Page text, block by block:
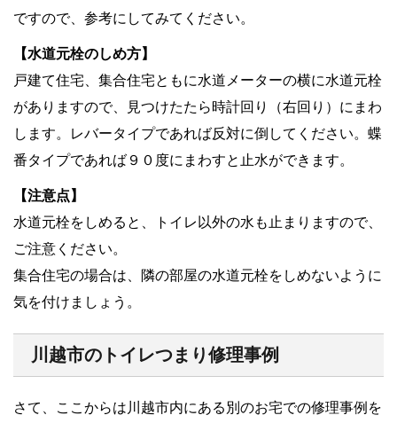
ですので、参考にしてみてください。
【水道元栓のしめ方】
戸建て住宅、集合住宅ともに水道メーターの横に水道元栓
がありますので、見つけたたら時計回り（右回り）にまわ
します。レバータイプであれば反対に倒してください。蝶
番タイプであれば９０度にまわすと止水ができます。
【注意点】
水道元栓をしめると、トイレ以外の水も止まりますので、
ご注意ください。
集合住宅の場合は、隣の部屋の水道元栓をしめないように
気を付けましょう。
川越市のトイレつまり修理事例
さて、ここからは川越市内にある別のお宅での修理事例を